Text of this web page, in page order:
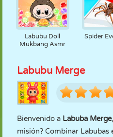
Labubu Doll
Mukbang Asmr
Spider
Labubu Merge
Bienvenido a Labuba Merge
misión? Combinar Labubas